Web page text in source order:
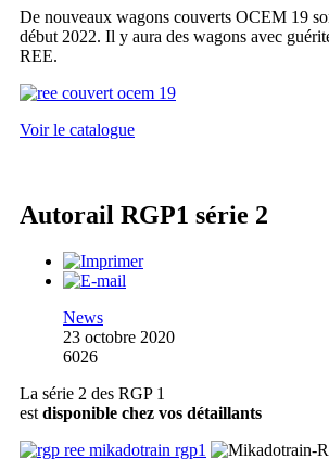
De nouveaux wagons couverts OCEM 19
début 2022. Il y aura des wagons avec
REE.
Voir le catalogue
Autorail RGP1 série 2
News
23 octobre 2020
6026
La série 2 des RGP 1
est disponible chez vos détaillants